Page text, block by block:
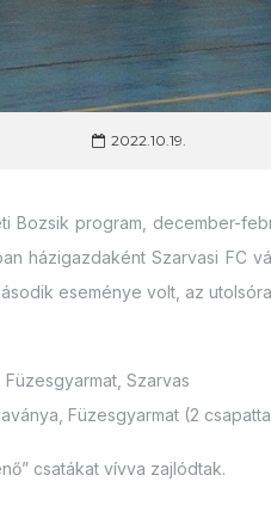
2022.10.19.
program, december-
házigazdaként Szarvasi FC
eseménye volt, az
Szarvas
Füzesgyarmat (2
csatákat vívva zajlódtak.